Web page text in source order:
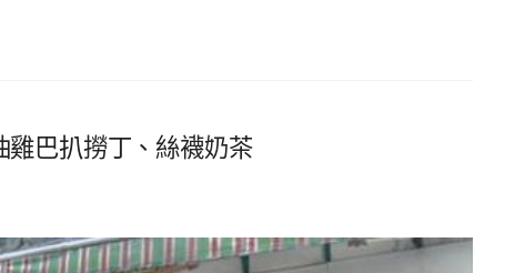
雞巴扒撈丁、絲襪奶茶